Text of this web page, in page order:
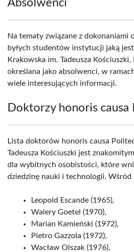
Absolwenci
Na tematy związane z dokonaniami
byłych studentów instytucji jaką
Krakowska im. Tadeusza
określana jako absolwenci, w
wiele interesujących informacji.
Doktorzy honoris causa
Lista doktorów honoris causa
Tadeusza Kościuszki jest
dla wybitnych osobistości, które
dziedzinę nauki i technologii. Wśród
Leopold Escande (1965),
Walery Goetel (1970),
Marian Kamieński (1972),
Pietro Gazzola (1972),
Wacław Olszak (1976),